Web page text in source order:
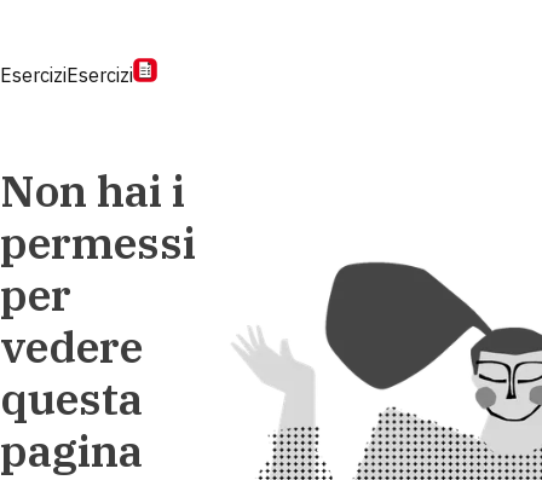
EserciziEsercizi
Non hai i
permessi
per
vedere
questa
pagina